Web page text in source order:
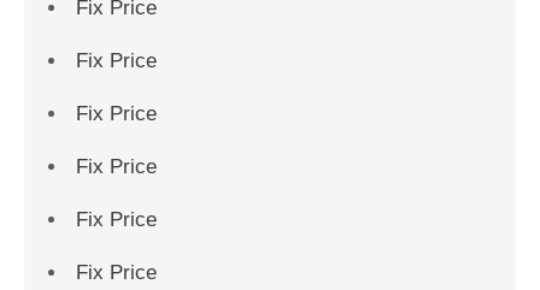
Fix Price
Fix Price
Fix Price
Fix Price
Fix Price
Fix Price